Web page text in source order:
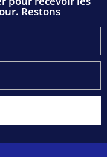
Restons